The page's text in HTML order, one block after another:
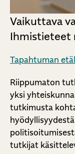
Vaikuttava
Ihmistieteet
Tapahtuman
Riippumaton
yksi
tutkimusta
tutkijat